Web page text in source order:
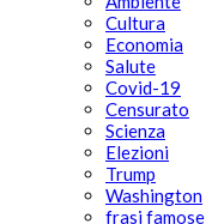
Cultura
Economia
Salute
Covid-19
Censurato
Scienza
Elezioni
Trump
Washington
frasi famose